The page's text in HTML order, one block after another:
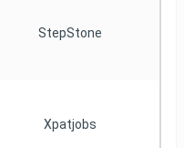
StepStone
Xpatjobs